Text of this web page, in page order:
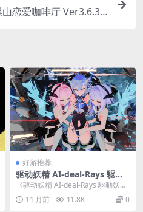
恋爱咖啡厅 Ver3.6.3
好游推荐
驱动妖精 AI-deal-Rays 駆動
妖精アイディールレイズ Ver
2.1+DLC Ver1.10：PC 平台大
型 ACT/3D 互动游戏（全动态
《驱动妖精 AI-deal-Rays 駆動妖精
アイディールレイズ》是一款专为
P... 11 月前 11.8K 0